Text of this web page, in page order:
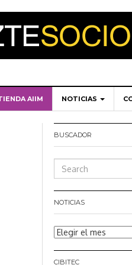
AIIM NOTICIAS
BUSCADOR
NOTICIAS
Noticias
CIBITEC